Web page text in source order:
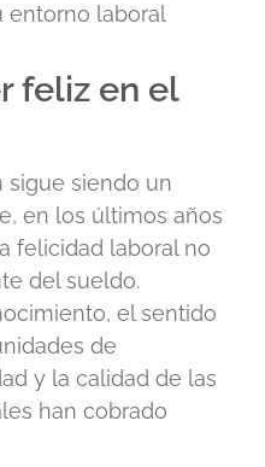
entorno laboral
feliz en el
sigue siendo un
en los últimos años
felicidad laboral no
del sueldo.
el sentido
de
y la calidad de las
han cobrado